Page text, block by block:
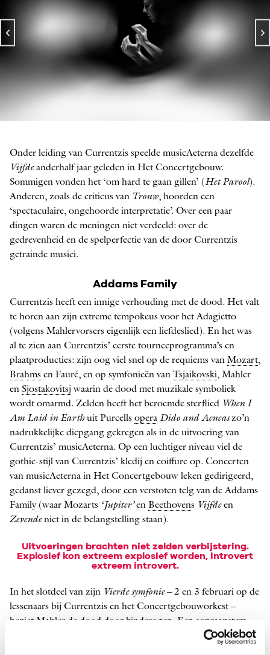
FOTO: LILIYA OLKHOVAYA
Onder leiding van Currentzis speelde musicAeterna dezelfde
Vijfdeanderhalf jaar geleden in Het Concertgebouw.
Sommigen vonden het ‘om hard te gaan gillen’ (Het Parool).
Anderen, zoals de criticus van Trouw, hoorden een
‘spectaculaire, ongehoorde interpretatie’. Over een paar
dingen waren de meningen niet verdeeld: over de
gedrevenheid en de spelperfectie van de door Currentzis
getrainde musici.
Addams Family
Currentzis heeft een innige verhouding met de dood. Het valt
te horen aan zijn extreme tempokeus voor het Adagietto
(volgens Mahlervorsers eigenlijk een liefdeslied). En het was
al te zien aan Currentzis’ eerste tourneeprogramma’s en
plaatproducties: zijn oog viel snel op de requiems van Mozart,
Brahms en Fauré, en op symfonieën van Tsjaikovski, Mahler
en Sjostakovitsj waarin de dood met muzikale symboliek
wordt omarmd. Zelden heeft het beroemde sterflied When I
Am Laid in Earthuit Purcells opera Dido and Aeneaszo’n
nadrukkelijke diepgang gekregen als in de uitvoering van
Currentzis’ ­musicAeterna. Op een luchtiger niveau viel de
gothic-stijl van Currentzis’ kledij en coiffure op. Concerten
van musicAeterna in Het Concertgebouw leken gedirigeerd,
gedanst liever gezegd, door een verstoten telg van de Addams
Family (waar Mozarts ‘Jupiter’en Beethovens Vijfdeen
Zevendeniet in de belangstelling staan).
Uitvoeringen brachten niet zelden verbijstering.
Explosief kon extreem explosief worden, introvert
extreem introvert.
In het slotdeel van zijn Vierde symfonie– 2 en 3 februari op de
lessenaars bij Currentzis en het Concertgebouworkest –
beziet Mahler de dood door kinderogen. Een sopraanstem